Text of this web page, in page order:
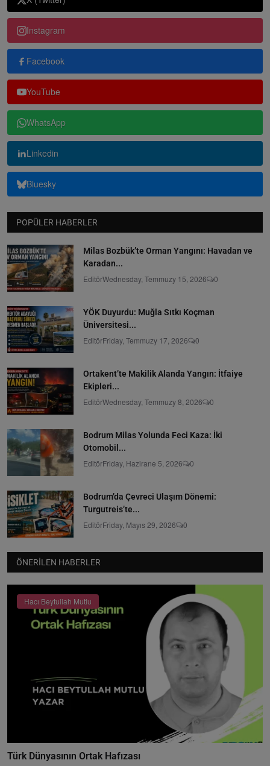
Instagram
Facebook
YouTube
WhatsApp
Linkedin
Bluesky
POPÜLER HABERLER
Milas Bozbük’te Orman Yangını: Havadan ve
Karadan...
EditörWednesday, Temmuzy 15, 2026 0
YÖK Duyurdu: Muğla Sıtkı Koçman
Üniversitesi...
EditörFriday, Temmuzy 17, 2026 0
Ortakent’te Makilik Alanda Yangın: İtfaiye
Ekipleri...
EditörWednesday, Temmuzy 8, 2026 0
Bodrum Milas Yolunda Feci Kaza: İki
Otomobil...
EditörFriday, Hazirane 5, 2026 0
Bodrum’da Çevreci Ulaşım Dönemi:
Turgutreis’te...
EditörFriday, Mayıs 29, 2026 0
ÖNERILEN HABERLER
Hacı Beytullah Mutlu
Türk Dünyasının Ortak Hafızası